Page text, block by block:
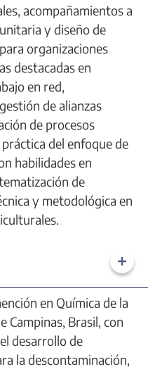
acompañamientos a
y diseño de
organizaciones
destacadas en
en red,
de alianzas
de procesos
del enfoque de
habilidades en
de
y metodológica en
en Química de la
Campinas, Brasil, con
desarrollo de
la descontaminación,